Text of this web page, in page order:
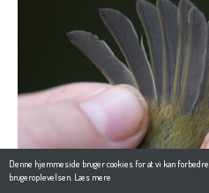
Denne hjemmeside bruger cookies for at vi kan forbedre
brugeroplevelsen. Læs mere